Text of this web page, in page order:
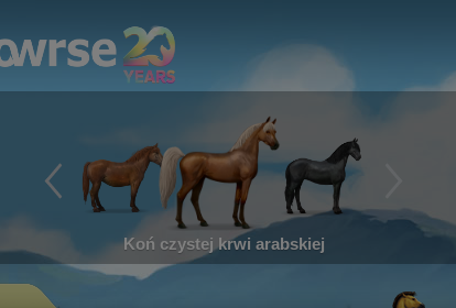
Koń czystej krwi arabskiej